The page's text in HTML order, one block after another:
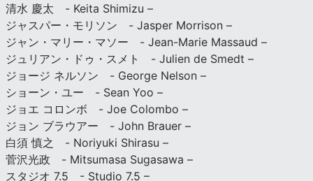
清水 慶太 - Keita Shimizu –
ジャスパー・モリソン - Jasper Morrison –
ジャン・マリー・マソー - Jean-Marie Massaud –
ジュリアン・ドゥ・スメト - Julien de Smedt –
ジョージ ネルソン - George Nelson –
ショーン・ユー - Sean Yoo –
ジョエ コロンボ - Joe Colombo –
ジョン ブラウアー - John Brauer –
白須 慎之 - Noriyuki Shirasu –
菅沢光政 - Mitsumasa Sugasawa –
スタジオ 7.5 - Studio 7.5 –